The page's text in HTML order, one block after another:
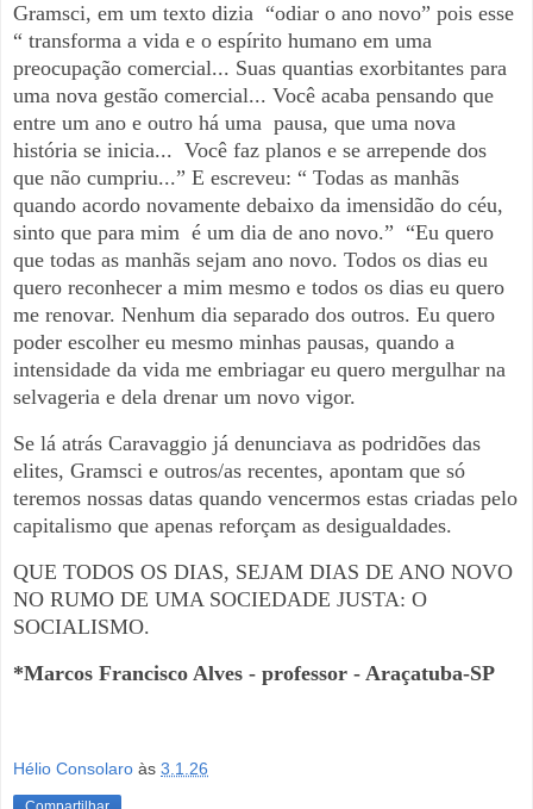
Gramsci, em um texto dizia “odiar o ano novo” pois esse
“ transforma a vida e o espírito humano em uma
preocupação comercial... Suas quantias exorbitantes para
uma nova gestão comercial... Você acaba pensando que
entre um ano e outro há uma pausa, que uma nova
história se inicia... Você faz planos e se arrepende dos
que não cumpriu...” E escreveu: “ Todas as manhãs
quando acordo novamente debaixo da imensidão do céu,
sinto que para mim é um dia de ano novo.” “Eu quero
que todas as manhãs sejam ano novo. Todos os dias eu
quero reconhecer a mim mesmo e todos os dias eu quero
me renovar. Nenhum dia separado dos outros. Eu quero
poder escolher eu mesmo minhas pausas, quando a
intensidade da vida me embriagar eu quero mergulhar na
selvageria e dela drenar um novo vigor.
Se lá atrás Caravaggio já denunciava as podridões das
elites, Gramsci e outros/as recentes, apontam que só
teremos nossas datas quando vencermos estas criadas pelo
capitalismo que apenas reforçam as desigualdades.
QUE TODOS OS DIAS, SEJAM DIAS DE ANO NOVO
NO RUMO DE UMA SOCIEDADE JUSTA: O
SOCIALISMO.
*Marcos Francisco Alves - professor - Araçatuba-SP
Hélio Consolaro às 3.1.26